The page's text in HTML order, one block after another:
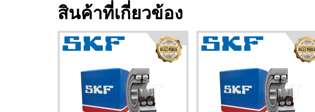
สินค้าที่เกี่ยวข้อง